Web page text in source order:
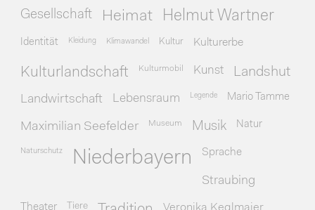
Gesellschaft Heimat Helmut Wartner
Identität Kleidung Klimawandel Kultur Kulturerbe
Kulturlandschaft Kulturmobil Kunst Landshut
Landwirtschaft Lebensraum Legende Mario Tamme
Maximilian Seefelder Museum Musik Natur
Naturschutz Niederbayern Sprache
Straubing
Theater Tiere Veronika Keglmaier